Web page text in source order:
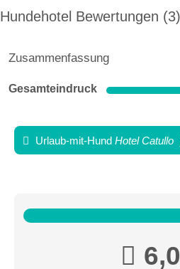
Hundehotel Bewertungen 3
Zusammenfassung
Gesamteindruck
Urlaub-mit-Hund Hotel Catullo
6,0